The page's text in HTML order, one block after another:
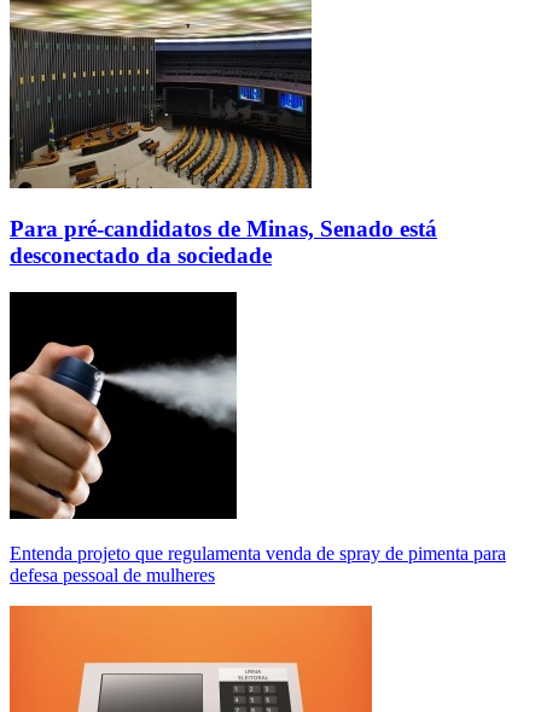
Para pré-candidatos de Minas, Senado está
desconectado da sociedade
Entenda projeto que regulamenta venda de spray de pimenta para
defesa pessoal de mulheres